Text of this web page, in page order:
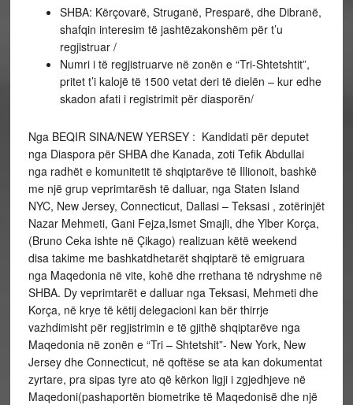
SHBA: Kërçovarë, Struganë, Presparë, dhe Dibranë,
shafqin interesim të jashtëzakonshëm për t’u
regjistruar /
Numri i të regjistruarve në zonën e “Tri-Shtetshtit”,
pritet t’i kalojë të 1500 vetat deri të dielën – kur edhe
skadon afati i registrimit për diasporën/
Nga BEQIR SINA/NEW YERSEY : Kandidati për deputet
nga Diaspora për SHBA dhe Kanada, zoti Tefik Abdullai
nga radhët e komunitetit të shqiptarëve të Illionoit, bashkë
me një grup veprimtarësh të dalluar, nga Staten Island
NYC, New Jersey, Connecticut, Dallasi – Teksasi , zotërinjët
Nazar Mehmeti, Gani Fejza,Ismet Smajli, dhe Ylber Korça,
(Bruno Ceka ishte në Çikago) realizuan këtë weekend
disa takime me bashkatdhetarët shqiptarë të emigruara
nga Maqedonia në vite, kohë dhe rrethana të ndryshme në
SHBA. Dy veprimtarët e dalluar nga Teksasi, Mehmeti dhe
Korça, në krye të këtij delegacioni kan bër thirrje
vazhdimisht për regjistrimin e të gjithë shqiptarëve nga
Maqedonia në zonën e “Tri – Shtetshit”- New York, New
Jersey dhe Connecticut, në qoftëse se ata kan dokumentat
zyrtare, pra sipas tyre ato që kërkon ligji i zgjedhjeve në
Maqedoni(pashaportën biometrike të Maqedonisë dhe një